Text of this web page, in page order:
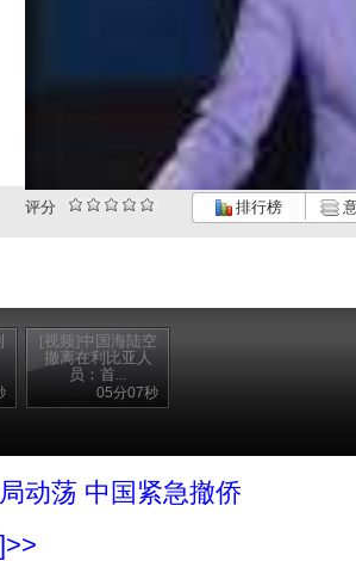
评分 排行榜
[视频]中国海陆空
撤离在利比亚人
员：首...
05分07秒
动荡 中国紧急撤侨